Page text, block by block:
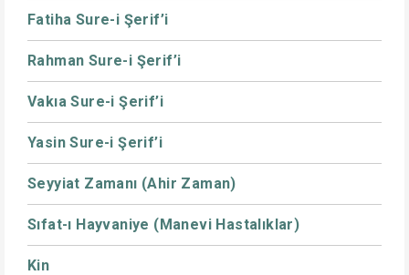
Fatiha Sure-i Şerif’i
Rahman Sure-i Şerif’i
Vakıa Sure-i Şerif’i
Yasin Sure-i Şerif’i
Seyyiat Zamanı (Ahir Zaman)
Sıfat-ı Hayvaniye (Manevi Hastalıklar)
Kin